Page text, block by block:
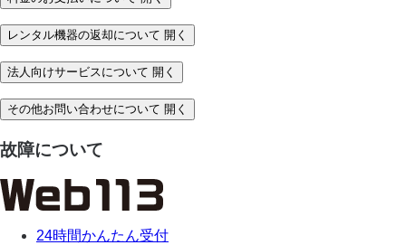
レンタル機器の返却について 開く
法人向けサービスについて 開く
その他お問い合わせについて 開く
故障について
24時間かんたん受付